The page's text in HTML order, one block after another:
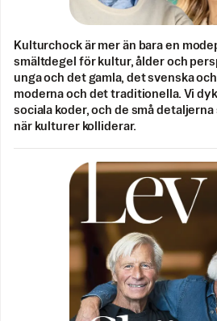
Kulturchock är mer än bara en
smältdegel för kultur, ålder och
unga och det gamla, det svenska
moderna och det traditionella. Vi
sociala koder, och de små
när kulturer kolliderar.